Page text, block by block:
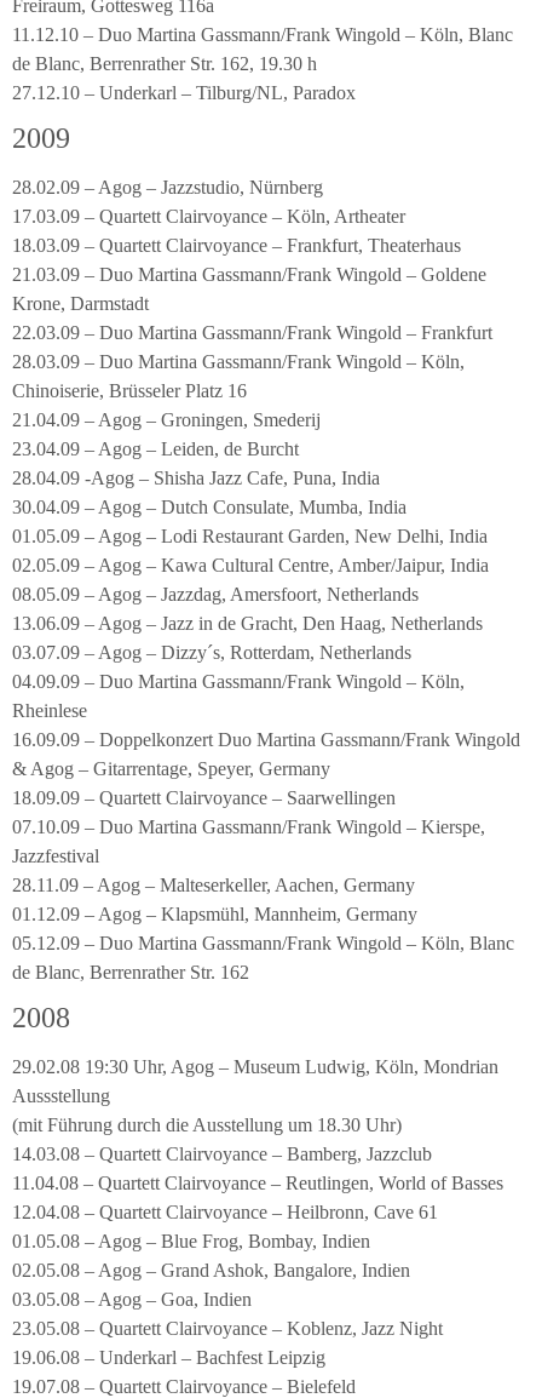
Freiraum, Gottesweg 116a
11.12.10 – Duo Martina Gassmann/Frank Wingold – Köln, Blanc
de Blanc, Berrenrather Str. 162, 19.30 h
27.12.10 – Underkarl – Tilburg/NL, Paradox
2009
28.02.09 – Agog – Jazzstudio, Nürnberg
17.03.09 – Quartett Clairvoyance – Köln, Artheater
18.03.09 – Quartett Clairvoyance – Frankfurt, Theaterhaus
21.03.09 – Duo Martina Gassmann/Frank Wingold – Goldene
Krone, Darmstadt
22.03.09 – Duo Martina Gassmann/Frank Wingold – Frankfurt
28.03.09 – Duo Martina Gassmann/Frank Wingold – Köln,
Chinoiserie, Brüsseler Platz 16
21.04.09 – Agog – Groningen, Smederij
23.04.09 – Agog – Leiden, de Burcht
28.04.09 -Agog – Shisha Jazz Cafe, Puna, India
30.04.09 – Agog – Dutch Consulate, Mumba, India
01.05.09 – Agog – Lodi Restaurant Garden, New Delhi, India
02.05.09 – Agog – Kawa Cultural Centre, Amber/Jaipur, India
08.05.09 – Agog – Jazzdag, Amersfoort, Netherlands
13.06.09 – Agog – Jazz in de Gracht, Den Haag, Netherlands
03.07.09 – Agog – Dizzy´s, Rotterdam, Netherlands
04.09.09 – Duo Martina Gassmann/Frank Wingold – Köln,
Rheinlese
16.09.09 – Doppelkonzert Duo Martina Gassmann/Frank Wingold
& Agog – Gitarrentage, Speyer, Germany
18.09.09 – Quartett Clairvoyance – Saarwellingen
07.10.09 – Duo Martina Gassmann/Frank Wingold – Kierspe,
Jazzfestival
28.11.09 – Agog – Malteserkeller, Aachen, Germany
01.12.09 – Agog – Klapsmühl, Mannheim, Germany
05.12.09 – Duo Martina Gassmann/Frank Wingold – Köln, Blanc
de Blanc, Berrenrather Str. 162
2008
29.02.08 19:30 Uhr, Agog – Museum Ludwig, Köln, Mondrian
Aussstellung
(mit Führung durch die Ausstellung um 18.30 Uhr)
14.03.08 – Quartett Clairvoyance – Bamberg, Jazzclub
11.04.08 – Quartett Clairvoyance – Reutlingen, World of Basses
12.04.08 – Quartett Clairvoyance – Heilbronn, Cave 61
01.05.08 – Agog – Blue Frog, Bombay, Indien
02.05.08 – Agog – Grand Ashok, Bangalore, Indien
03.05.08 – Agog – Goa, Indien
23.05.08 – Quartett Clairvoyance – Koblenz, Jazz Night
19.06.08 – Underkarl – Bachfest Leipzig
19.07.08 – Quartett Clairvoyance – Bielefeld